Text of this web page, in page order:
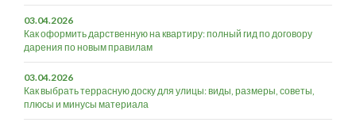
03.04.2026
Как оформить дарственную на квартиру: полный гид по договору
дарения по новым правилам
03.04.2026
Как выбрать террасную доску для улицы: виды, размеры, советы,
плюсы и минусы материала